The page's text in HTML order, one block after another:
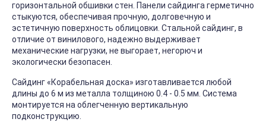
горизонтальной обшивки стен. Панели сайдинга герметично
стыкуются, обеспечивая прочную, долговечную и
эстетичную поверхность облицовки. Стальной сайдинг, в
отличие от винилового, надежно выдерживает
механические нагрузки, не выгорает, негорюч и
экологически безопасен.
Сайдинг «Корабельная доска» изготавливается любой
длины до 6 м из металла толщиною 0.4 - 0.5 мм. Система
монтируется на облегченную вертикальную
подконструкцию.